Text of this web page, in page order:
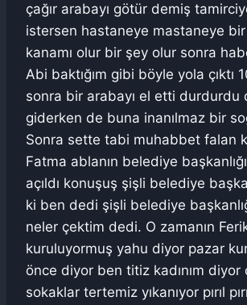
çağır arabayı götür demiş
istersen hastaneye mastaneye bir
kanamı olur bir şey olur sonra
Abi baktığım gibi böyle yola çıktı
sonra bir arabayı el etti durdurdu
giderken de buna inanılmaz bir
Sonra sette tabi muhabbet falan
Fatma ablanın belediye
açıldı konuşuş şişli belediye
ki ben dedi şişli belediye
neler çektim dedi. O zamanın
kuruluyormuş yahu diyor pazar
önce diyor ben titiz kadınım diyor
sokaklar tertemiz yıkanıyor pırıl